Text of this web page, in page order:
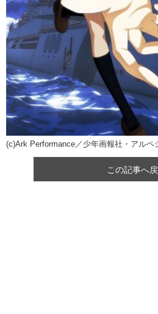
(c)Ark Performance／少年画報社・アルペ
この記事へ